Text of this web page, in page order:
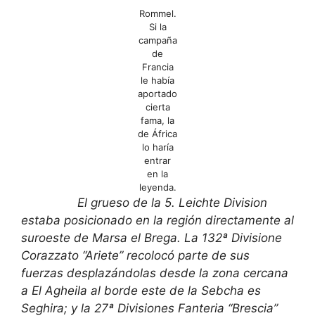
Rommel.
Si la
campaña
de
Francia
le había
aportado
cierta
fama, la
de África
lo haría
entrar
en la
leyenda.
El grueso de la 5. Leichte Division
estaba posicionado en la región directamente al
suroeste de Marsa el Brega. La 132ª Divisione
Corazzato “Ariete” recolocó parte de sus
fuerzas desplazándolas desde la zona cercana
a El Agheila al borde este de la Sebcha es
Seghira; y la 27ª Divisiones Fanteria “Brescia”